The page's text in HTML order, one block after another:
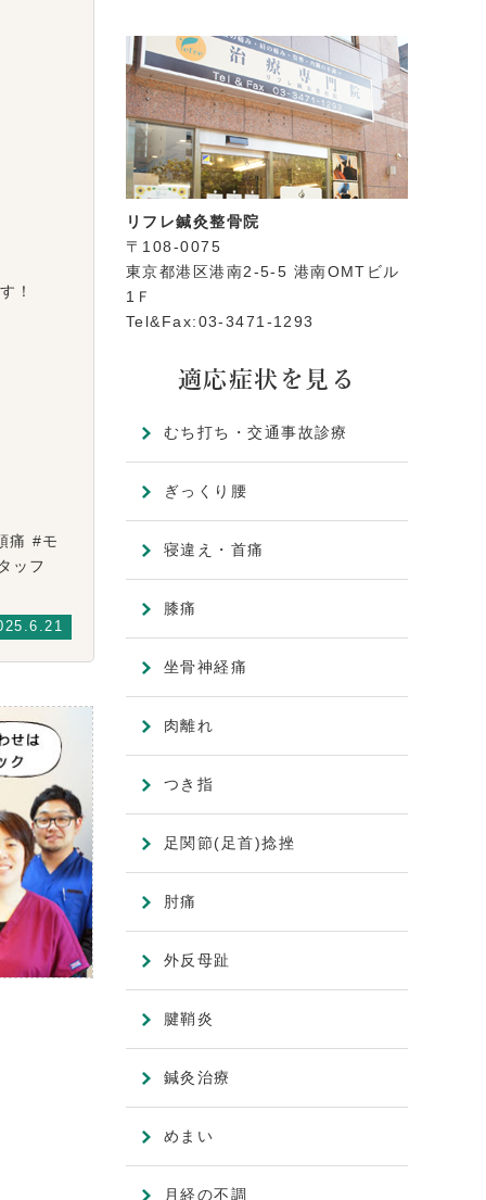
！
痛 #モ
ッフ
リフレ鍼灸整骨院
〒108-0075
東京都港区港南2-5-5 港南OMTビル
1Ｆ
Tel&Fax:03-3471-1293
適応症状を見る
むち打ち・交通事故診療
ぎっくり腰
寝違え・首痛
膝痛
坐骨神経痛
肉離れ
つき指
足関節(足首)捻挫
肘痛
外反母趾
腱鞘炎
鍼灸治療
めまい
月経の不調